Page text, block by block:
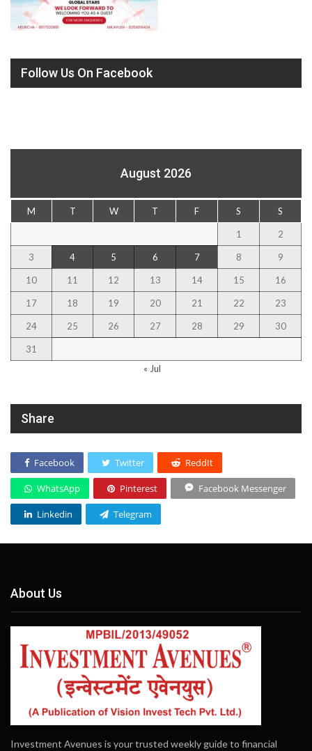
Follow Us On Facebook
August 2026
M T W T F S S
1 2
3 4 5 6 7 8 9
10 11 12 13 14 15 16
17 18 19 20 21 22 23
24 25 26 27 28 29 30
31
« Jul
Share
Facebook Twitter ReddIt
WhatsApp Pinterest Facebook Messenger
Linkedin Telegram
About Us
Investment Avenues is your trusted weekly guide to financial